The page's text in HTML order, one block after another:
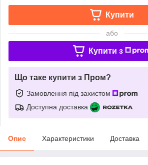
Купити
або
Купити з
Що таке купити з Пром?
Замовлення під захистом
Доступна доставка
Опис Характеристики Доставка